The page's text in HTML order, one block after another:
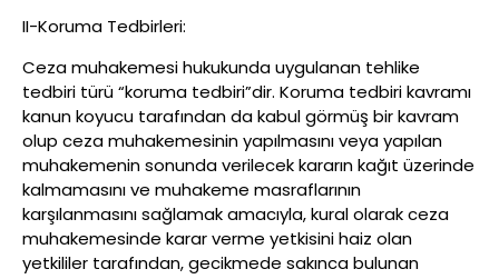
II-Koruma Tedbirleri:
Ceza muhakemesi hukukunda uygulanan tehlike
tedbiri türü “koruma tedbiri”dir. Koruma tedbiri kavramı
kanun koyucu tarafından da kabul görmüş bir kavram
olup ceza muhakemesinin yapılmasını veya yapılan
muhakemenin sonunda verilecek kararın kağıt üzerinde
kalmamasını ve muhakeme masraflarının
karşılanmasını sağlamak amacıyla, kural olarak ceza
muhakemesinde karar verme yetkisini haiz olan
yetkililer tarafından, gecikmede sakınca bulunan